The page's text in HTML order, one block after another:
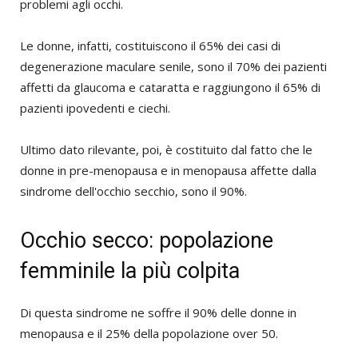
problemi agli occhi.
Le donne, infatti, costituiscono il 65% dei casi di
degenerazione maculare senile, sono il 70% dei pazienti
affetti da glaucoma e cataratta e raggiungono il 65% di
pazienti ipovedenti e ciechi.
Ultimo dato rilevante, poi, è costituito dal fatto che le
donne in pre-menopausa e in menopausa affette dalla
sindrome dell'occhio secchio, sono il 90%.
Occhio secco: popolazione
femminile la più colpita
Di questa sindrome ne soffre il 90% delle donne in
menopausa e il 25% della popolazione over 50.